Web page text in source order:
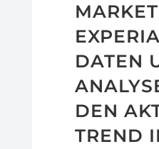
DATEN
DEN
TREND